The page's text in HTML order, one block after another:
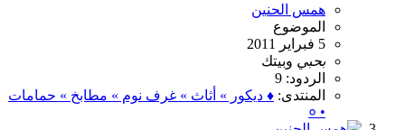
همس الحنين
الموضوع
5 فبراير 2011
بحبي وبيتك
الردود: 9
المنتدى: ♦ ديكور » أثاث » غرف نوم » مطابخ » حمامات
• ०